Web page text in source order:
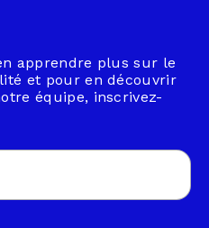
apprendre plus sur le
et pour en découvrir
équipe, inscrivez-